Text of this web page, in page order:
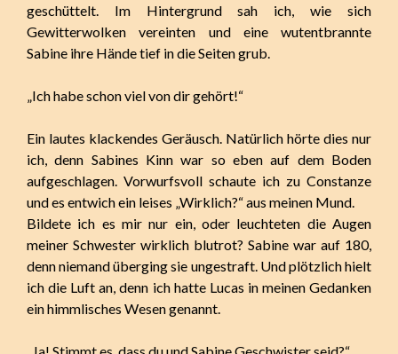
geschüttelt. Im Hintergrund sah ich, wie sich
Gewitterwolken vereinten und eine wutentbrannte
Sabine ihre Hände tief in die Seiten grub.
„Ich habe schon viel von dir gehört!“
Ein lautes klackendes Geräusch. Natürlich hörte dies nur
ich, denn Sabines Kinn war so eben auf dem Boden
aufgeschlagen. Vorwurfsvoll schaute ich zu Constanze
und es entwich ein leises „Wirklich?“ aus meinen Mund.
Bildete ich es mir nur ein, oder leuchteten die Augen
meiner Schwester wirklich blutrot? Sabine war auf 180,
denn niemand überging sie ungestraft. Und plötzlich hielt
ich die Luft an, denn ich hatte Lucas in meinen Gedanken
ein himmlisches Wesen genannt.
„Ja! Stimmt es, dass du und Sabine Geschwister seid?“